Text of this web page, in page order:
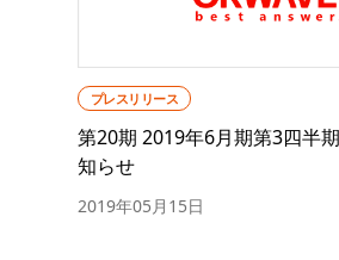
プレスリリース
第20期 2019年6月期第3四半
知らせ
2019年05月15日